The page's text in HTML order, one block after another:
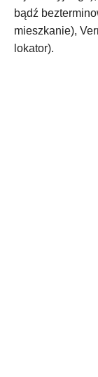
bądź
mieszkanie),
lokator).